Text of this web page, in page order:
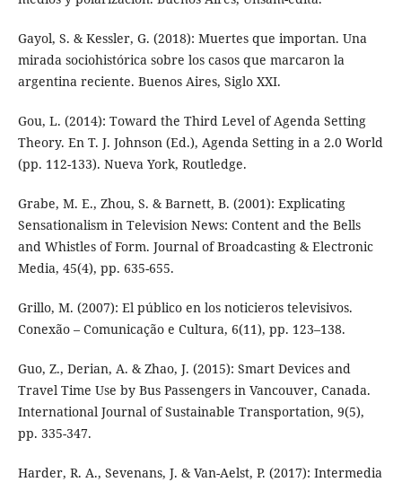
Gayol, S. & Kessler, G. (2018): Muertes que importan. Una
mirada sociohistórica sobre los casos que marcaron la
argentina reciente. Buenos Aires, Siglo XXI.
Gou, L. (2014): Toward the Third Level of Agenda Setting
Theory. En T. J. Johnson (Ed.), Agenda Setting in a 2.0 World
(pp. 112-133). Nueva York, Routledge.
Grabe, M. E., Zhou, S. & Barnett, B. (2001): Explicating
Sensationalism in Television News: Content and the Bells
and Whistles of Form. Journal of Broadcasting & Electronic
Media, 45(4), pp. 635-655.
Grillo, M. (2007): El público en los noticieros televisivos.
Conexão – Comunicação e Cultura, 6(11), pp. 123–138.
Guo, Z., Derian, A. & Zhao, J. (2015): Smart Devices and
Travel Time Use by Bus Passengers in Vancouver, Canada.
International Journal of Sustainable Transportation, 9(5),
pp. 335-347.
Harder, R. A., Sevenans, J. & Van-Aelst, P. (2017): Intermedia